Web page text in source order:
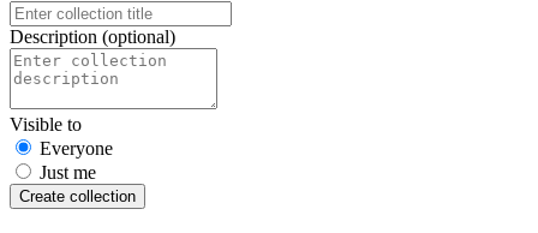
Description (optional)
Visible to
Everyone
Just me
Create collection